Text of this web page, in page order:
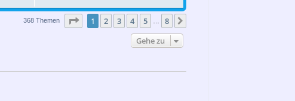
368 Themen Seite von8
1 2 3 4 5 8
Gehe zu